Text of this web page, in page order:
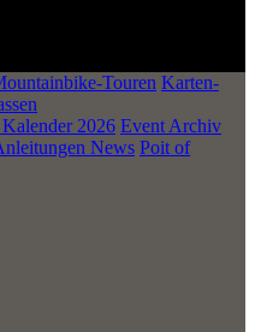
Touren Karten-
2026 Event Archiv
News Poit of